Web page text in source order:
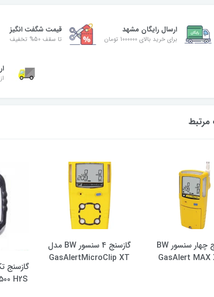
ارسال رایگان مشهد
برای خرید بالای 1000000 تومان
قیمت شگفت‌ انگیز
تا سقف 50% تخفیف
گازسنج چهار سنسور BW
GasAlert MAX
گازسنج 4 سنسور BW مدل
GasAlertMicroClip XT
گازسنج
H2S